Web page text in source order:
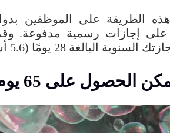
الطريقة على الموظفين
إجازات رسمية مدفوعة.
البالغة 28 يومًا (5.6 أسابيع)، تبعًا لسياسة جهة العمل.
على 65 يوم عطلة في 2025؟